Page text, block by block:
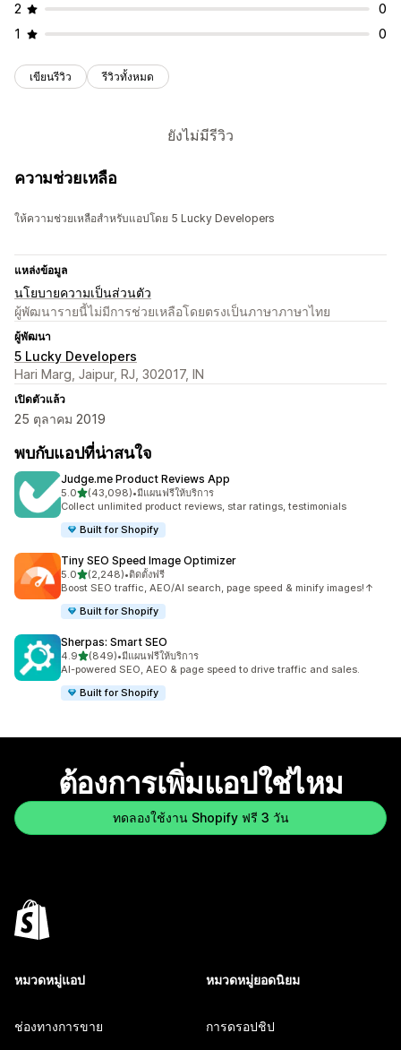
2
0
1
0
เขียนรีวิว รีวิวทั้งหมด
ยังไม่มีรีวิว
ความช่วยเหลือ
ให้ความช่วยเหลือสำหรับแอปโดย 5 Lucky Developers
แหล่งข้อมูล
นโยบายความเป็นส่วนตัว
ผู้พัฒนารายนี้ไม่มีการช่วยเหลือโดยตรงเป็นภาษาภาษาไทย
ผู้พัฒนา
5 Lucky Developers
Hari Marg, Jaipur, RJ, 302017, IN
เปิดตัวแล้ว
25 ตุลาคม 2019
พบกับแอปที่น่าสนใจ
Judge.me Product Reviews App
5.0เต็ม 5 ดาว
(43,098)
ทั้งหมด 43098 รีวิว
•มีแผนฟรีให้บริการ
Collect unlimited product reviews, star ratings, testimonials
Built for Shopify
Tiny SEO Speed Image Optimizer
5.0เต็ม 5 ดาว
(2,248)
ทั้งหมด 2248 รีวิว
•ติดตั้งฟรี
Boost SEO traffic, AEO/AI search, page speed & minify images!↑
Built for Shopify
Sherpas: Smart SEO
4.9เต็ม 5 ดาว
(849)
ทั้งหมด 849 รีวิว
•มีแผนฟรีให้บริการ
AI-powered SEO, AEO & page speed to drive traffic and sales.
Built for Shopify
ต้องการเพิ่มแอปใช่ไหม
ทดลองใช้งาน Shopify ฟรี 3 วัน
หมวดหมู่แอป
ช่องทางการขาย
หมวดหมู่ยอดนิยม
การดรอปชิป